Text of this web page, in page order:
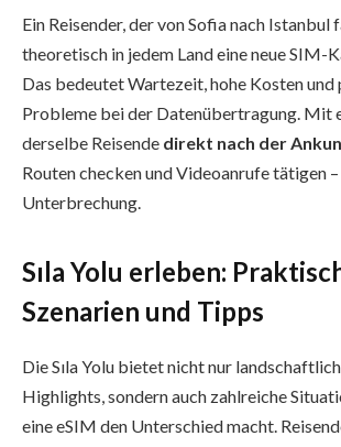
Ein Reisender, der von Sofia nach Istanbul
theoretisch in jedem Land eine neue SIM-
Das bedeutet Wartezeit, hohe Kosten
Probleme bei der Datenübertragung. Mit
derselbe Reisende direkt nach der
Routen checken und Videoanrufe tätigen
Unterbrechung.
Sıla Yolu erleben:
Szenarien und Tipps
Die Sıla Yolu bietet nicht nur
Highlights, sondern auch zahlreiche
eine eSIM den Unterschied macht.